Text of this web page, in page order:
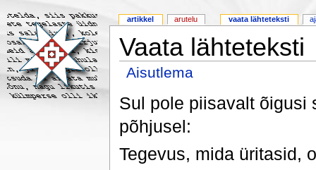
Vaata lähteteksti
Aisutlema
Sul pole piisavalt õigusi
põhjusel:
Tegevus, mida üritasid,
artikkel arutelu vaata lähteteksti